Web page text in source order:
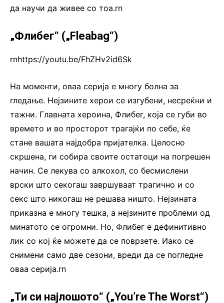
да научи да живее со тоа.rn
„Флибег“ („Fleabag“)
rnhttps://youtu.be/FhZHv2id6Sk
На моменти, оваа серија е многу болна за
гледање. Нејзините херои се изгубени, несреќни и
тажни. Главната хероина, Флибег, која се губи во
времето и во просторот трагајќи по себе, ќе
стане вашата најдобра пријателка. Целосно
скршена, ги собира своите остатоци на погрешен
начин. Се лекува со алкохол, со бесмислени
врски што секогаш завршуваат трагично и со
секс што никогаш не решава ништо. Нејзината
приказна е многу тешка, а нејзините проблеми од
минатото се огромни. Но, Флибег е дефинитивно
лик со кој ќе можете да се поврзете. Иако се
снимени само две сезони, вреди да се погледне
оваа серија.rn
„Ти си најлошото“ („You’re The Worst“)